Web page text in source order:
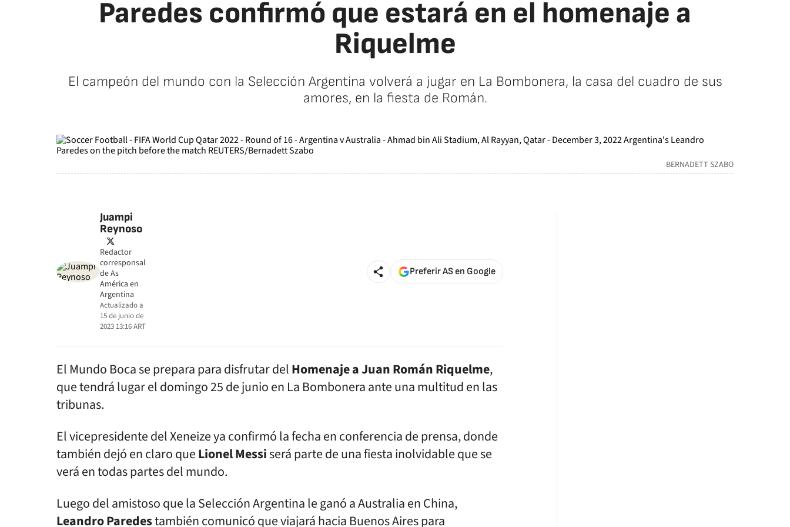
Paredes confirmó que estará en el homenaje a
Riquelme
El campeón del mundo con la Selección Argentina volverá a jugar en La Bombonera, la casa del cuadro de sus
amores, en la fiesta de Román.
BERNADETT SZABO
Juampi
Reynoso
twitter
Redactor
corresponsal
de As
América en
Argentina
Actualizado a
15 de junio de
2023 13:16ART
Preferir AS en Google
El Mundo Boca se prepara para disfrutar delHomenaje a Juan Román Riquelme,
que tendrá lugar el domingo 25 de junio en La Bombonera ante una multitud en las
tribunas.
El vicepresidente del Xeneize ya confirmó la fecha en conferencia de prensa, donde
también dejó en claro queLionel Messiserá parte de una fiesta inolvidable que se
verá en todas partes del mundo.
Luego del amistoso que la Selección Argentina le ganó a Australia en China,
Leandro Paredestambién comunicó que viajará hacia Buenos Aires para